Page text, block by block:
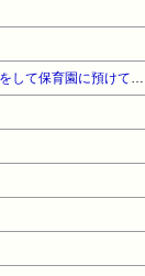
お産トラブルの後遺症で日によっては長時間寝込むので保育園に預けてるけど私が不正をして保育園に預けてると思い込んでいるママ達がうざったい